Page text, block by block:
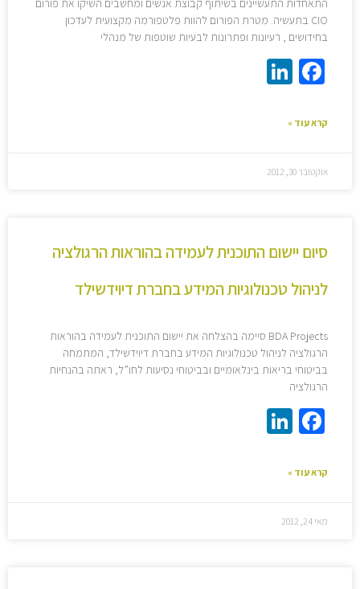
התאחדות התעשיינים בשיתוף קבוצת אנשים ומחשבים השיקו את פורום
CIO בתעשיה. מטרת הפורום להוות פלטפורמה מקצועית לעדכון
בחידושים , רעיונות ופתרונות לבעיות שוטפות של מנהלי
Facebook
קרא עוד »
אוקטובר 30, 2012
סיום יישום התוכנית לעמידה בהוראות הרגולציה
לניהול טכנולוגיות המידע בחברת דיוידשילד
BDA Projects סיימה בהצלחה את יישום התוכנית לעמידה בהוראות
הרגולציה לניהול טכנולוגיות המידע בחברת דיוידשילד, המתמחה
בביטוחי בריאות בינלאומיים ובביטוחי נסיעות לחו”ל, ראתה בהנחיות
הרגולציה
Facebook
קרא עוד »
מאי 24, 2012